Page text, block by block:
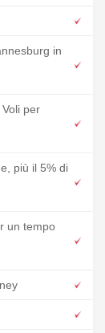
in
per
più il 5% di
un tempo